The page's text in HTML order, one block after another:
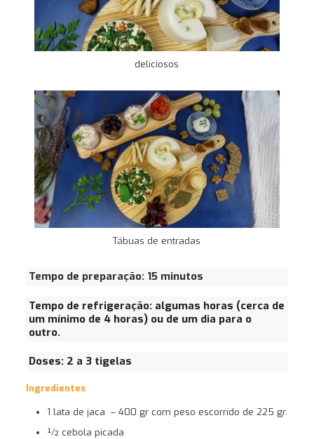
deliciosos
Tábuas de entradas
Tempo de preparação: 15 minutos
Tempo de refrigeração: algumas horas (cerca de
um mínimo de 4 horas) ou de um dia para o
outro.
Doses: 2 a 3 tigelas
Ingredientes
1 lata de jaca – 400 gr com peso escorrido de 225 gr.
½ cebola picada